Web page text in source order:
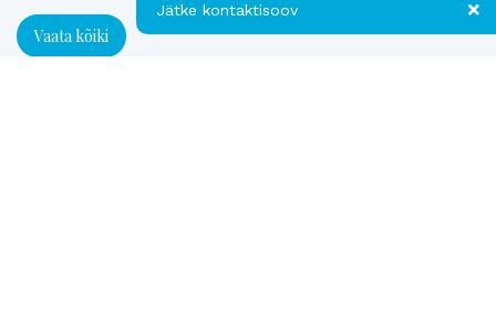
Vaata kõiki
Jätke kontaktisoov